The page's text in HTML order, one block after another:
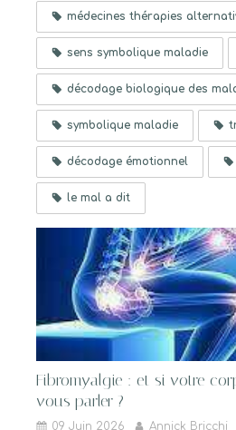
médecines thérapies
sens symbolique maladie
décodage biologique des
symbolique maladie
décodage émotionnel
le mal a dit
Fibromyalgie : et si votre
vous parler ?
09 Juin 2026 Annick Bricchi